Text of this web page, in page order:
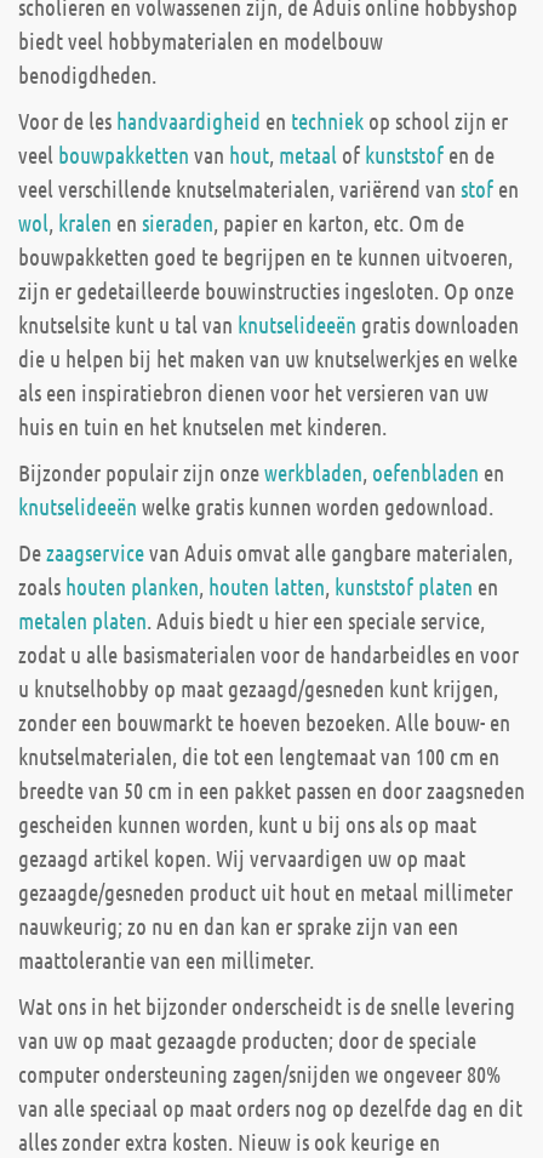
scholieren en volwassenen zijn, de Aduis online hobbyshop
biedt veel hobbymaterialen en modelbouw
benodigdheden.
Voor de les handvaardigheid en techniek op school zijn er
veel bouwpakketten van hout, metaal of kunststof en de
veel verschillende knutselmaterialen, variërend van stof en
wol, kralen en sieraden, papier en karton, etc. Om de
bouwpakketten goed te begrijpen en te kunnen uitvoeren,
zijn er gedetailleerde bouwinstructies ingesloten. Op onze
knutselsite kunt u tal van knutselideeën gratis downloaden
die u helpen bij het maken van uw knutselwerkjes en welke
als een inspiratiebron dienen voor het versieren van uw
huis en tuin en het knutselen met kinderen.
Bijzonder populair zijn onzewerkbladen, oefenbladen en
knutselideeën welke gratis kunnen worden gedownload.
Dezaagservicevan Aduis omvat alle gangbare materialen,
zoals houten planken, houten latten, kunststof platen en
metalen platen. Aduis biedt u hier een speciale service,
zodat u alle basismaterialen voor de handarbeidles en voor
u knutselhobby op maat gezaagd/gesneden kunt krijgen,
zonder een bouwmarkt te hoeven bezoeken. Alle bouw- en
knutselmaterialen, die tot een lengtemaat van 100 cm en
breedte van 50 cm in een pakket passen en door zaagsneden
gescheiden kunnen worden, kunt u bij ons als op maat
gezaagd artikel kopen. Wij vervaardigen uw op maat
gezaagde/gesneden product uit hout en metaal millimeter
nauwkeurig; zo nu en dan kan er sprake zijn van een
maattolerantie van een millimeter.
Wat ons in het bijzonder onderscheidt is de snelle levering
van uw op maat gezaagde producten; door de speciale
computer ondersteuning zagen/snijden we ongeveer 80%
van alle speciaal op maat orders nog op dezelfde dag en dit
alles zonder extra kosten. Nieuw is ook keurige en